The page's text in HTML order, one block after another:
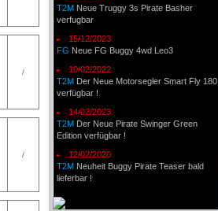
T2M Neue Truggy 3s Pirate Basher
verfugbar
15/12/2023
FG Neue FG Buggy 4wd Leo3
10/02/2022
T2M Der Neue Motorsegler Smart Fly 180
verfügbar !
14/02/2023
T2M Der Neue Pirate Swinger Green
Edition verfügbar !
12/02/2020
T2M Neuheit Buggy Pirate Teaser bald
lieferbar !
/
/